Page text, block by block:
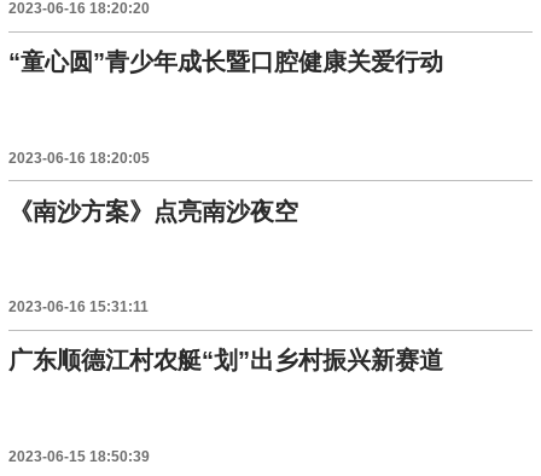
2023-06-16 18:20:20
“童心圆”青少年成长暨口腔健康关爱行动
2023-06-16 18:20:05
《南沙方案》点亮南沙夜空
2023-06-16 15:31:11
广东顺德江村农艇“划”出乡村振兴新赛道
2023-06-15 18:50:39